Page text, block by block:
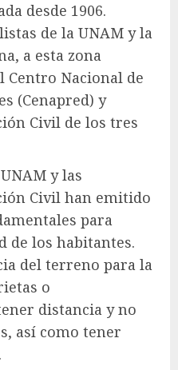
desde 1906.
de la UNAM y la
a esta zona
Centro Nacional de
(Cenapred) y
Civil de los tres
y las
Civil han emitido
para
de los habitantes.
del terreno para la
o
distancia y no
así como tener